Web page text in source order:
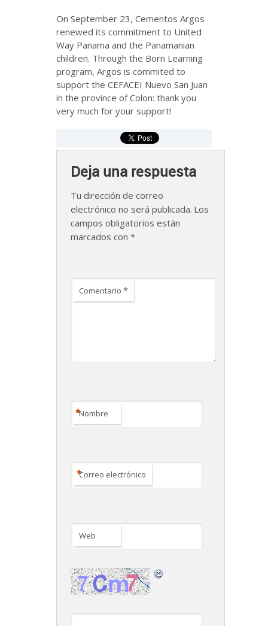
On September 23, Cementos Argos
renewed its commitment to United
Way Panama and the Panamanian
children. Through the Born Learning
program, Argos is commited to
support the CEFACEI Nuevo San Juan
in the province of Colon: thank you
very much for your support!
Deja una respuesta
Tu dirección de correo
electrónico no será publicada. Los
campos obligatorios están
marcados con *
Comentario *
Nombre
*
Correo electrónico
*
Web